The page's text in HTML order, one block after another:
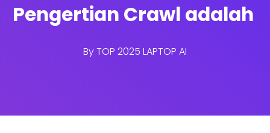
Pengertian Crawl adalah
ByTOP 2025 LAPTOP AI